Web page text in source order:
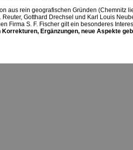
aus rein geografischen Gründen (Chemnitz
Gotthard Drechsel und Karl Louis
Firma S. F. Fischer gilt ein besonderes
Ergänzungen, neue Aspekte